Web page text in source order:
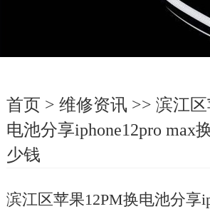
首页 > 维修资讯 >> 滨江
电池分享iphone12pro max
少钱
滨江区苹果12PM换电池分享